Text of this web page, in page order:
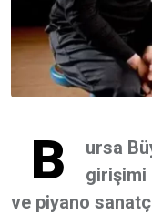
B
ursa
girişimi
ve piyano